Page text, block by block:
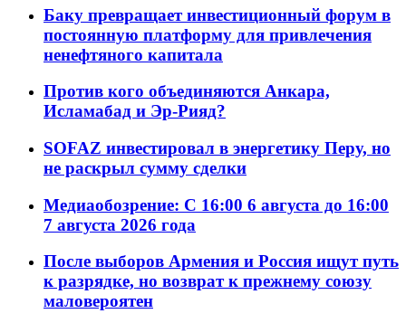
Баку превращает инвестиционный форум в
постоянную платформу для привлечения
ненефтяного капитала
Против кого объединяются Анкара,
Исламабад и Эр-Рияд?
SOFAZ инвестировал в энергетику Перу, но
не раскрыл сумму сделки
Медиаобозрение: С 16:00 6 августа до 16:00
7 августа 2026 года
После выборов Армения и Россия ищут путь
к разрядке, но возврат к прежнему союзу
маловероятен